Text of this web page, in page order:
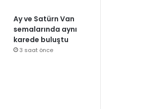
Ay ve Satürn Van
semalarında aynı
karede buluştu
3 saat önce